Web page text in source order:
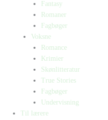
Fantasy
Romaner
Fagbøger
Voksne
Romance
Krimier
Skønlitteratur
True Stories
Fagbøger
Undervisning
Til lærere